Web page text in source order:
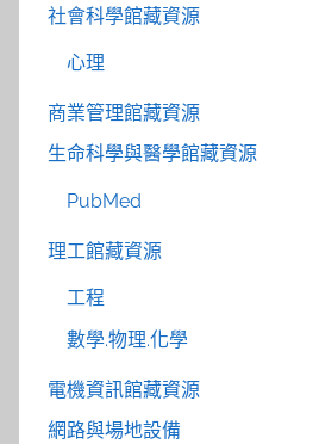
社會科學館藏資源
心理
商業管理館藏資源
生命科學與醫學館藏資源
PubMed
理工館藏資源
工程
數學.物理.化學
電機資訊館藏資源
網路與場地設備